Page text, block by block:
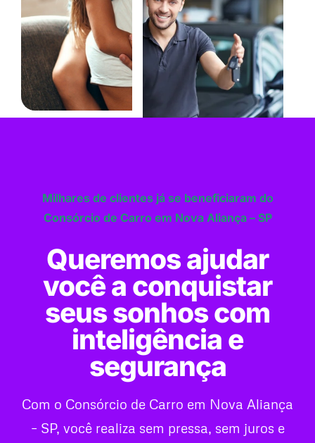
Milhares de clientes já se beneficiaram do
Consórcio de Carro em Nova Aliança – SP
Queremos ajudar
você a conquistar
seus sonhos com
inteligência e
segurança
Com o Consórcio de Carro em Nova Aliança
– SP, você realiza sem pressa, sem juros e